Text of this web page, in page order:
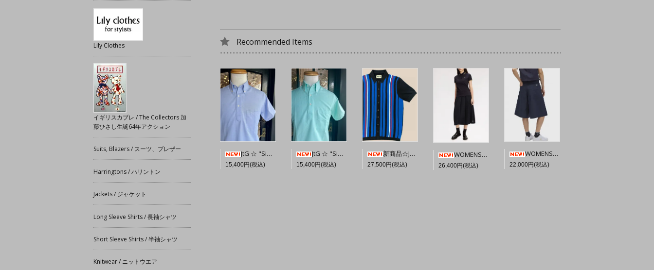
Recommended Items
JtG ☆ "Sidney" Popover Oxford Shirt 【Sky Blue】
15,400円(税込)
JtG ☆ "Sidney" Popover Oxford Shirt 【Bright Mint】
15,400円(税込)
新商品☆JTG Sands S/S Button-Through Knit 【Navy】
27,500円(税込)
WOMENS★FRED PERRY Pleated Midi Skirt 【Black】☆英国直輸入ピンバッジプレゼント
26,400円(税込)
WOMENS★FRED PERRY Pleated Short 【Navy】☆英国直輸入ピンバッジプレゼント
22,000円(税込)
Lily Clothes
イギリスカブレ / The Collectors 加
藤ひさし生誕64年アクション
Suits, Blazers / スーツ、ブレザー
Harringtons / ハリントン
Jackets / ジャケット
Long Sleeve Shirts / 長袖シャツ
Short Sleeve Shirts / 半袖シャツ
Knitwear / ニットウエア